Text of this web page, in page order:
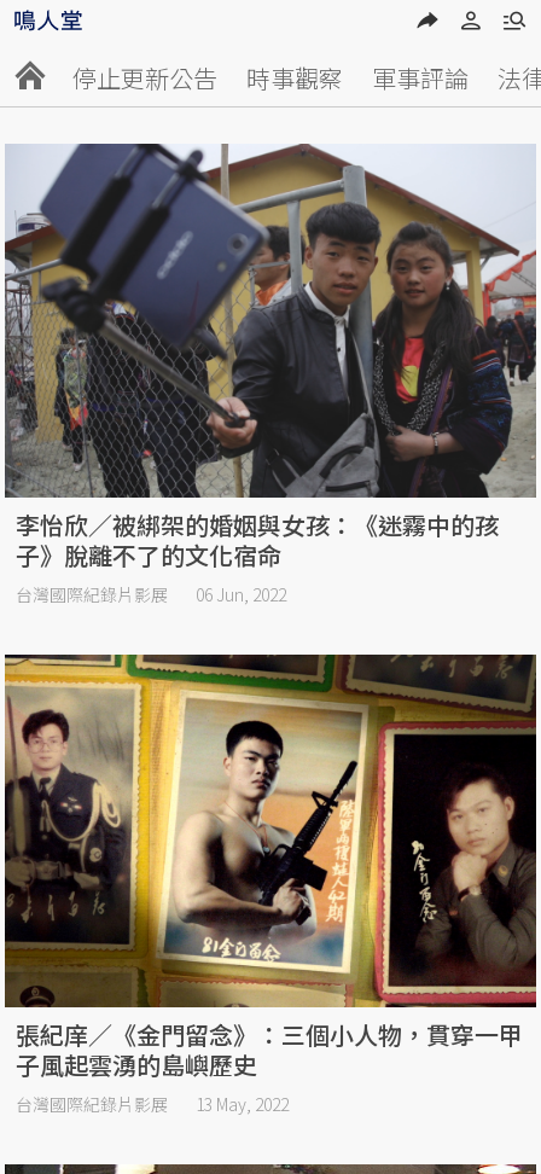
停止更新公告 時事觀察 軍事評論 法
李怡欣／被綁架的婚姻與女孩：《迷霧中的孩
子》脫離不了的文化宿命
台灣國際紀錄片影展 06 Jun, 2022
張紀庠／《金門留念》：三個小人物，貫穿一甲
子風起雲湧的島嶼歷史
台灣國際紀錄片影展 13 May, 2022